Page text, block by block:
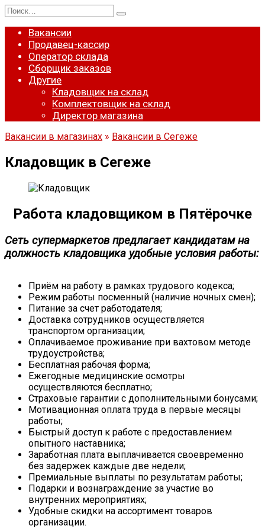
Перейти
к
содержанию
Search
for:
Вакансии
Продавец-кассир
Оператор склада
Сборщик заказов
Другие
Кладовщик на склад
Комплектовщик на склад
Директор магазина
Вакансии в магазинах » Вакансии в Сегеже
Кладовщик в Сегеже
Работа кладовщиком в Пятёрочке
Сеть супермаркетов предлагает кандидатам на
должность кладовщика удобные условия работы:
Приём на работу в рамках трудового кодекса;
Режим работы посменный (наличие ночных смен);
Питание за счет работодателя;
Доставка сотрудников осуществляется
транспортом организации;
Оплачиваемое проживание при вахтовом методе
трудоустройства;
Бесплатная рабочая форма;
Ежегодные медицинские осмотры
осуществляются бесплатно;
Страховые гарантии с дополнительными бонусами;
Мотивационная оплата труда в первые месяцы
работы;
Быстрый доступ к работе с предоставлением
опытного наставника;
Заработная плата выплачивается своевременно
без задержек каждые две недели;
Премиальные выплаты по результатам работы;
Подарки и вознаграждение за участие во
внутренних мероприятиях;
Удобные скидки на ассортимент товаров
организации.